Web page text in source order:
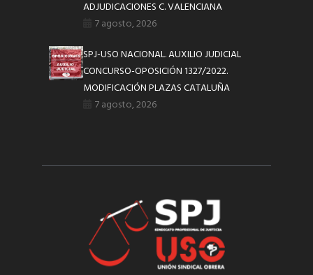
ADJUDICACIONES C. VALENCIANA
7 agosto, 2026
SPJ-USO NACIONAL. AUXILIO JUDICIAL
CONCURSO-OPOSICIÓN 1327/2022.
MODIFICACIÓN PLAZAS CATALUÑA
7 agosto, 2026